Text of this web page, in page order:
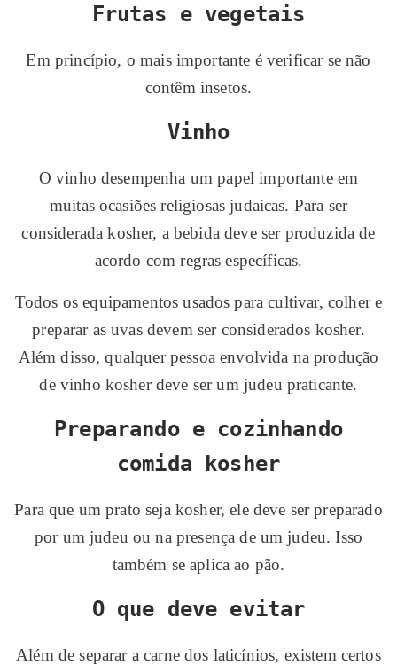
Frutas e vegetais
Em princípio, o mais importante é verificar se não
contêm insetos.
Vinho
O vinho desempenha um papel importante em
muitas ocasiões religiosas judaicas. Para ser
considerada kosher, a bebida deve ser produzida de
acordo com regras específicas.
Todos os equipamentos usados ​​para cultivar, colher e
preparar as uvas devem ser considerados kosher.
Além disso, qualquer pessoa envolvida na produção
de vinho kosher deve ser um judeu praticante.
Preparando e cozinhando
comida kosher
Para que um prato seja kosher, ele deve ser preparado
por um judeu ou na presença de um judeu. Isso
também se aplica ao pão.
O que deve evitar
Além de separar a carne dos laticínios, existem certos